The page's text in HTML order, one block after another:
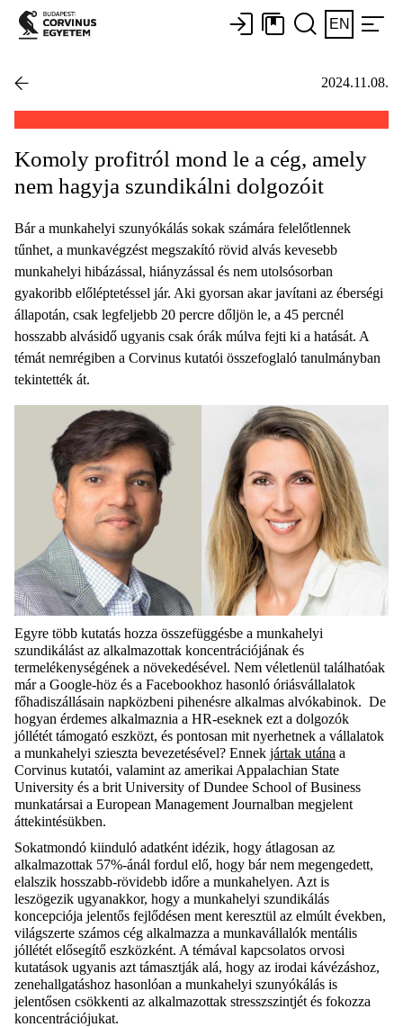
EN
2024.11.08.
Komoly profitról mond le a cég, amely
nem hagyja szundikálni dolgozóit
Bár a munkahelyi szunyókálás sokak számára felelőtlennek
tűnhet, a munkavégzést megszakító rövid alvás kevesebb
munkahelyi hibázással, hiányzással és nem utolsósorban
gyakoribb előléptetéssel jár. Aki gyorsan akar javítani az éberségi
állapotán, csak legfeljebb 20 percre dőljön le, a 45 percnél
hosszabb alvásidő ugyanis csak órák múlva fejti ki a hatását. A
témát nemrégiben a Corvinus kutatói összefoglaló tanulmányban
tekintették át.
Egyre több kutatás hozza összefüggésbe a munkahelyi
szundikálást az alkalmazottak koncentrációjának és
termelékenységének a növekedésével. Nem véletlenül találhatóak
már a Google-höz és a Facebookhoz hasonló óriásvállalatok
főhadiszállásain napközbeni pihenésre alkalmas alvókabinok. De
hogyan érdemes alkalmaznia a HR-eseknek ezt a dolgozók
jóllétét támogató eszközt, és pontosan mit nyerhetnek a vállalatok
a munkahelyi szieszta bevezetésével? Ennek jártak utána a
Corvinus kutatói, valamint az amerikai Appalachian State
University és a brit University of Dundee School of Business
munkatársai a European Management Journalban megjelent
áttekintésükben.
Sokatmondó kiinduló adatként idézik, hogy átlagosan az
alkalmazottak 57%-ánál fordul elő, hogy bár nem megengedett,
elalszik hosszabb-rövidebb időre a munkahelyen. Azt is
leszögezik ugyanakkor, hogy a munkahelyi szundikálás
koncepciója jelentős fejlődésen ment keresztül az elmúlt években,
világszerte számos cég alkalmazza a munkavállalók mentális
jóllétét elősegítő eszközként. A témával kapcsolatos orvosi
kutatások ugyanis azt támasztják alá, hogy az irodai kávézáshoz,
zenehallgatáshoz hasonlóan a munkahelyi szunyókálás is
jelentősen csökkenti az alkalmazottak stresszszintjét és fokozza
koncentrációjukat.